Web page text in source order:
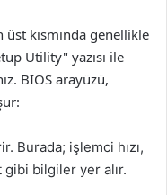
üst kısmında genellikle
Utility" yazısı ile
BIOS arayüzü,
Burada; işlemci hızı,
bilgiler yer alır.